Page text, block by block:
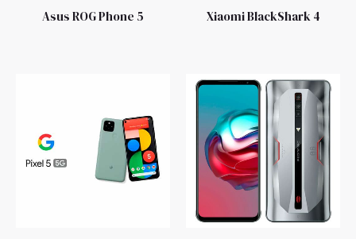
Asus ROG Phone 5 Xiaomi BlackShark 4